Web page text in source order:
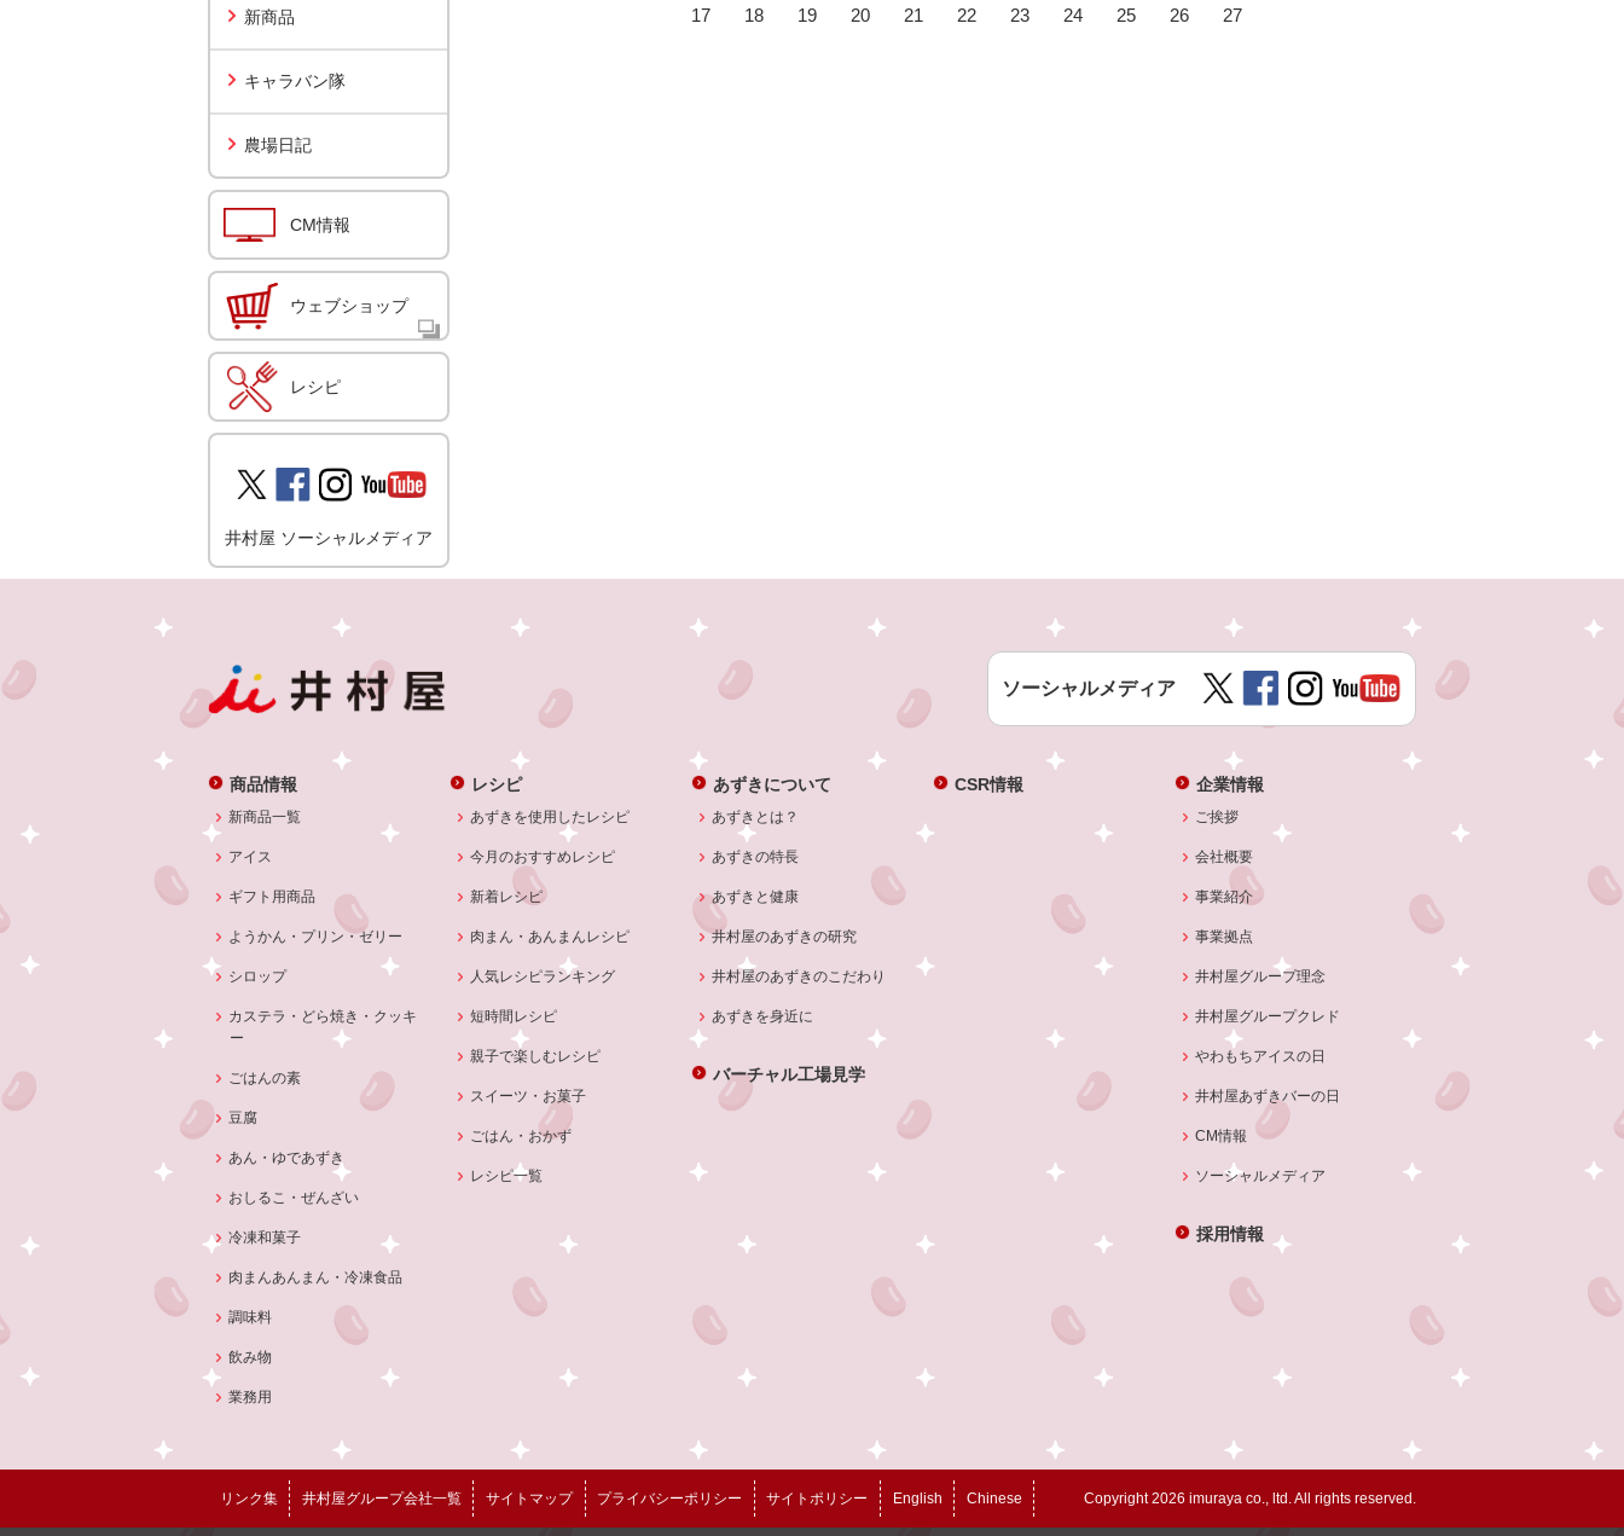
新商品
キャラバン隊
農場日記
CM情報
ウェブショップ
レシピ
井村屋 ソーシャルメディア
17
18 19 20 21 22 23 24 25 26 27
ソーシャルメディア
商品情報
新商品一覧
アイス
ギフト用商品
ようかん・プリン・ゼリー
シロップ
カステラ・どら焼き・クッキ
ー
ごはんの素
豆腐
あん・ゆであずき
おしるこ・ぜんざい
冷凍和菓子
肉まんあんまん・冷凍食品
調味料
飲み物
業務用
レシピ
あずきを使用したレシピ
今月のおすすめレシピ
新着レシピ
肉まん・あんまんレシピ
人気レシピランキング
短時間レシピ
親子で楽しむレシピ
スイーツ・お菓子
ごはん・おかず
レシピ一覧
あずきについて
あずきとは？
あずきの特長
あずきと健康
井村屋のあずきの研究
井村屋のあずきのこだわり
あずきを身近に
バーチャル工場見学
CSR情報 企業情報
ご挨拶
会社概要
事業紹介
事業拠点
井村屋グループ理念
井村屋グループクレド
やわもちアイスの日
井村屋あずきバーの日
CM情報
ソーシャルメディア
採用情報
リンク集 井村屋グループ会社一覧 サイトマップ プライバシーポリシー サイトポリシー English Chinese Copyright 2026 imuraya co., ltd. All rights reserved.